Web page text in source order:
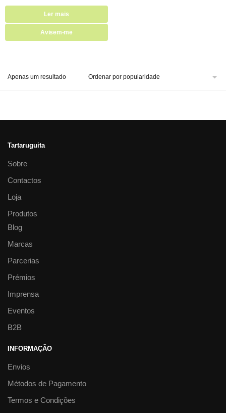
Ler mais
Avisem-me
Apenas um resultado
Tartaruguita
Sobre
Contactos
Loja
Produtos
Blog
Marcas
Parcerias
Prémios
Imprensa
Eventos
B2B
INFORMAÇÃO
Envios
Métodos de Pagamento
Termos e Condições